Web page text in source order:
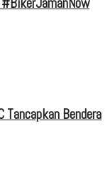
Tancapkan Bendera